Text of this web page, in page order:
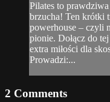
Pilates to
brzucha! Ten krótki
powerhouse – czyli
pionie. Dołącz do
extra miłości dla
Prowadzi:...
2 Comments